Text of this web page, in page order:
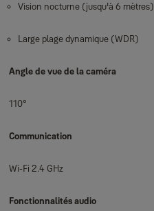
Vision nocturne (jusqu'à 6 mètres)
Large plage dynamique (WDR)
Angle de vue de la caméra
110°
Communication
Wi-Fi 2.4 GHz
Fonctionnalités audio